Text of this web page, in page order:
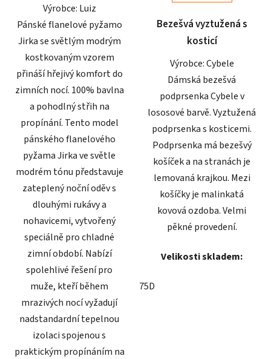
hvězdiček.
Výrobce: Luiz
Pánské flanelové pyžamo
Jirka se světlým modrým
kostkovaným vzorem
přináší hřejivý komfort do
zimních nocí. 100% bavlna
a pohodlný střih na
propínání. Tento model
pánského flanelového
pyžama Jirka ve světle
modrém tónu představuje
zateplený noční oděv s
dlouhými rukávy a
nohavicemi, vytvořený
speciálně pro chladné
zimní období. Nabízí
spolehlivé řešení pro
muže, kteří během
mrazivých nocí vyžadují
nadstandardní tepelnou
izolaci spojenou s
praktickým propínáním na
Bezešvá vyztužená s
kosticí
Výrobce: Cybele
Dámská bezešvá
podprsenka Cybele v
lososové barvě. Vyztužená
podprsenka s kosticemi.
Podprsenka má bezešvý
košíček a na stranách je
lemovaná krajkou. Mezi
košíčky je malinkatá
kovová ozdoba. Velmi
pěkné provedení.
Velikosti skladem:
75D